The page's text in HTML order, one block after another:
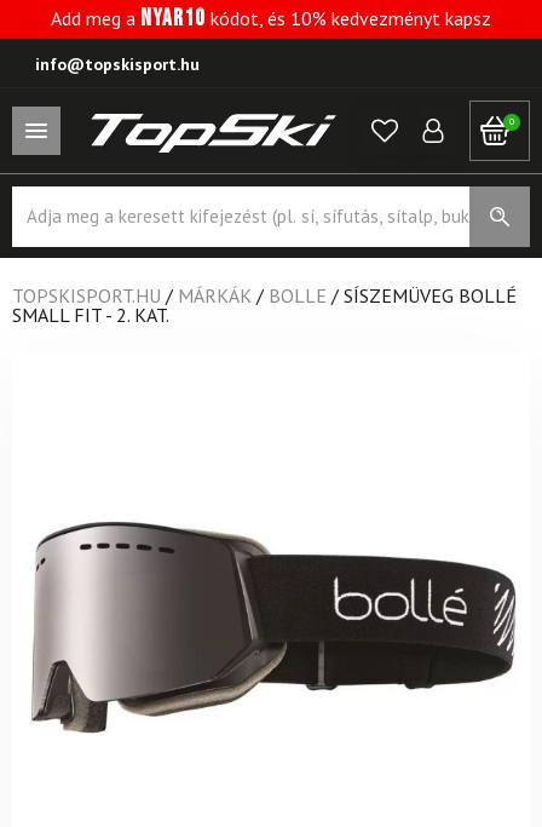
Add meg a NYAR10 kódot, és 10% kedvezményt kapsz
info@topskisport.hu
0
search
TOPSKISPORT.HU / MÁRKÁK / BOLLE / SÍSZEMÜVEG BOLLÉ
SMALL FIT - 2. KAT.